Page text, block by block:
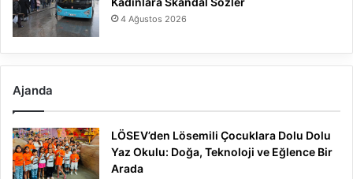
4 Ağustos 2026
Ajanda
LÖSEV’den Lösemili Çocuklara Dolu Dolu
Yaz Okulu: Doğa, Teknoloji ve Eğlence Bir
Arada